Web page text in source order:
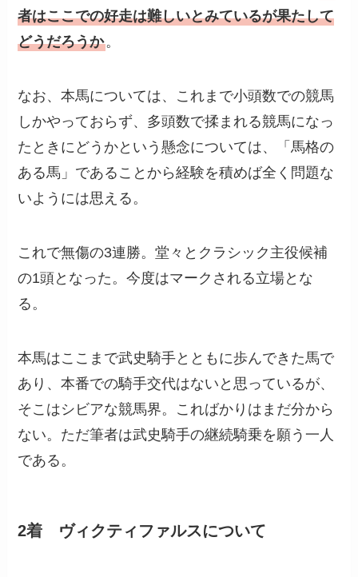
者はここでの好走は難しいとみているが果たして
どうだろうか。
なお、本馬については、これまで小頭数での競馬
しかやっておらず、多頭数で揉まれる競馬になっ
たときにどうかという懸念については、「馬格の
ある馬」であることから経験を積めば全く問題な
いようには思える。
これで無傷の3連勝。堂々とクラシック主役候補
の1頭となった。今度はマークされる立場とな
る。
本馬はここまで武史騎手とともに歩んできた馬で
あり、本番での騎手交代はないと思っているが、
そこはシビアな競馬界。こればかりはまだ分から
ない。ただ筆者は武史騎手の継続騎乗を願う一人
である。
2着 ヴィクティファルスについて